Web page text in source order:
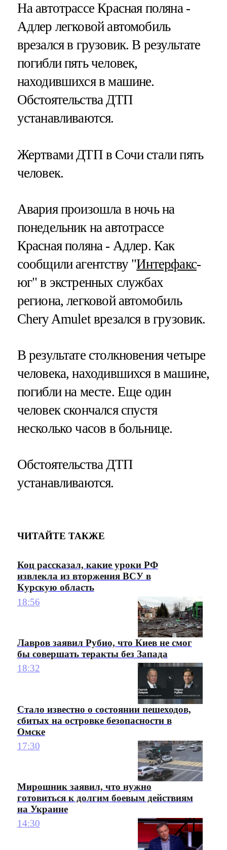
На автотрассе Красная поляна -
Адлер легковой автомобиль
врезался в грузовик. В результате
погибли пять человек,
находившихся в машине.
Обстоятельства ДТП
устанавливаются.
Жертвами ДТП в Сочи стали пять
человек.
Авария произошла в ночь на
понедельник на автотрассе
Красная поляна - Адлер. Как
сообщили агентству "Интерфакс-
юг" в экстренных службах
региона, легковой автомобиль
Chery Amulet врезался в грузовик.
В результате столкновения четыре
человека, находившихся в машине,
погибли на месте. Еще один
человек скончался спустя
несколько часов в больнице.
Обстоятельства ДТП
устанавливаются.
ЧИТАЙТЕ ТАКЖЕ
Коц рассказал, какие уроки РФ
извлекла из вторжения ВСУ в
Курскую область
18:56
Лавров заявил Рубио, что Киев не смог
бы совершать теракты без Запада
18:32
Стало известно о состоянии пешеходов,
сбитых на островке безопасности в
Омске
17:30
Мирошник заявил, что нужно
готовиться к долгим боевым действиям
на Украине
14:30